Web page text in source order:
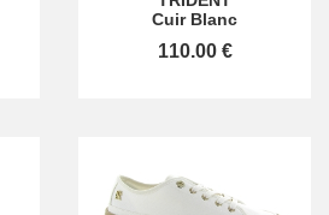
Cuir Blanc
110.00 €